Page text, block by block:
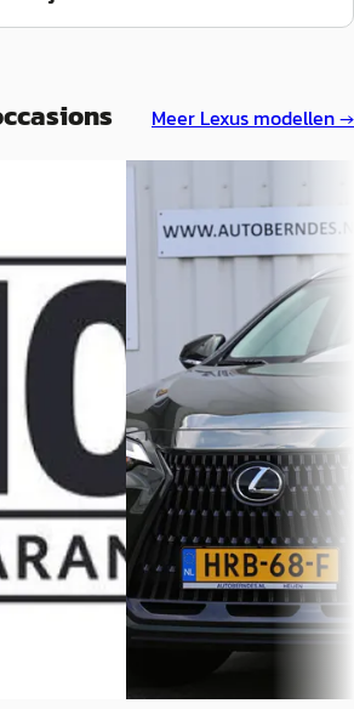
Meer Lexus modellen →
NL-AUTO
in hybride ·
· 2023
350h*Lexus
2033*Perfect Lexus
*ACC/Stoelverw./
Rijass./Rijstrook/DAB/LE
€ 52.900
v.a. € 1.121/mnd
Marktconform
2023 · 14.514 km · Hybride ·
Automaat
AutoBerndes· HEIJEN 4,4
Bekijk aanbieding →